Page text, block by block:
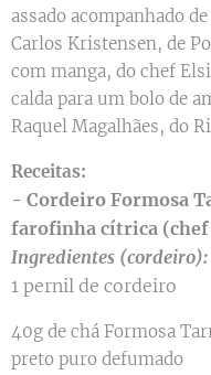
assado acompanhado
Carlos Kristensen, de
com manga, do chef
calda para um bolo de
Raquel Magalhães, do
Receitas:
- Cordeiro Formosa
farofinha cítrica (chef
Ingredientes (cordeiro):
1 pernil de cordeiro
40g de chá Formosa
preto puro defumado